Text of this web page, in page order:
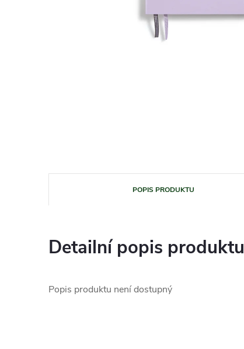
POPIS PRODUKTU
Detailní popis produktu
Popis produktu není dostupný